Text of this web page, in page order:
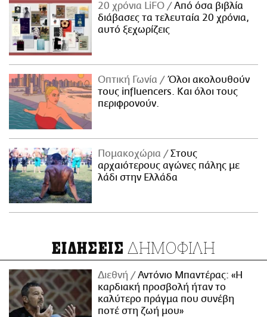
20 χρόνια LiFO
Από όσα βιβλία
διάβασες τα τελευταία 20 χρόνια,
αυτό ξεχωρίζεις
Οπτική Γωνία
Όλοι ακολουθούν
τους influencers. Και όλοι τους
περιφρονούν.
Πομακοχώρια
Στους
αρχαιότερους αγώνες πάλης με
λάδι στην Ελλάδα
ΕΙΔΗΣΕΙΣ ΔΗΜΟΦΙΛΗ
Διεθνή
Αντόνιο Μπαντέρας: «Η
καρδιακή προσβολή ήταν το
καλύτερο πράγμα που συνέβη
ποτέ στη ζωή μου»